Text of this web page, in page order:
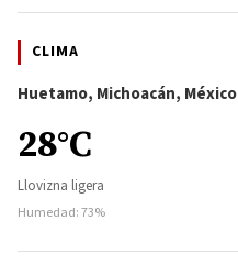
CLIMA
Huetamo, Michoacán, México
28°C
Llovizna ligera
Humedad: 73%